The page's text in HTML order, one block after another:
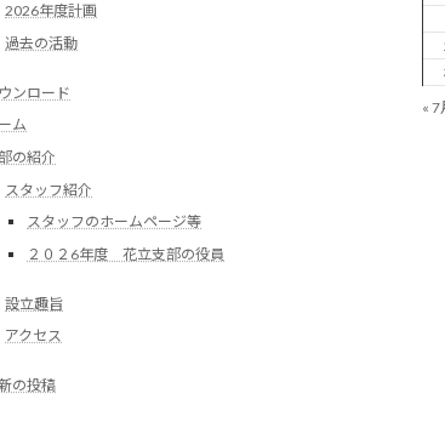
2026年度計画
過去の活動
ンロード
ム
の紹介
スタッフ紹介
スタッフのホームページ等
２０２6年度 花立支部の役員
設立趣旨
アクセス
の投稿
« 7